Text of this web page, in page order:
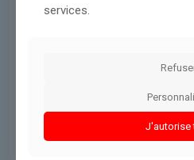
entre l’Iran et les
services.
J'autorise